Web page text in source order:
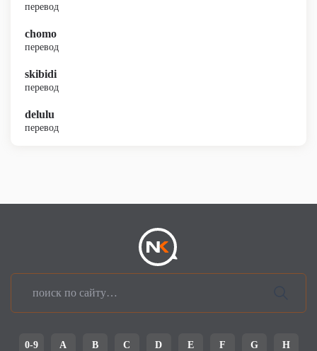
перевод
chomo
перевод
skibidi
перевод
delulu
перевод
0-9 A B C D E F G H